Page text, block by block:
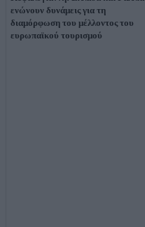
ενώνουν δυνάμεις για τη
διαμόρφωση του μέλλοντος του
ευρωπαϊκού τουρισμού